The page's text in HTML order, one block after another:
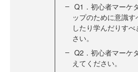
Q1．初心者マーケ
ップのために意識
したり学んだりす
さい。
Q2．初心者マーケ
えてください。